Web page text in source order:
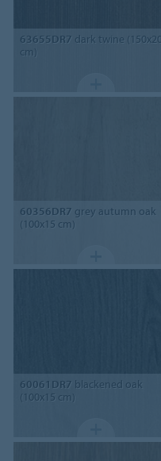
63655DR7 dark twine (150x20
cm)
60356DR7 grey autumn oak
(100x15 cm)
60061DR7 blackened oak
(100x15 cm)